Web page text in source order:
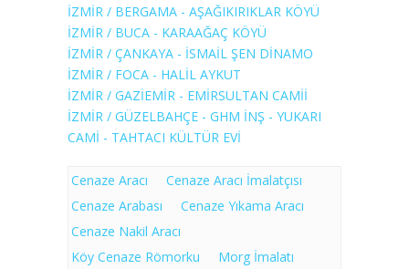
İZMİR / BERGAMA - AŞAĞIKIRIKLAR KÖYÜ
İZMİR / BUCA - KARAAĞAÇ KÖYÜ
İZMİR / ÇANKAYA - İSMAİL ŞEN DİNAMO
İZMİR / FOCA - HALİL AYKUT
İZMİR / GAZİEMİR - EMİRSULTAN CAMİİ
İZMİR / GÜZELBAHÇE - GHM İNŞ - YUKARI
CAMİ - TAHTACI KÜLTÜR EVİ
Cenaze Aracı
Cenaze Aracı İmalatçısı
Cenaze Arabası
Cenaze Yıkama Aracı
Cenaze Nakil Aracı
Köy Cenaze Römorku
Morg İmalatı